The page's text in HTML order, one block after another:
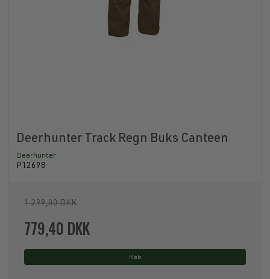
Deerhunter Track Regn Buks Canteen
Deerhunter
P12698
1.299,00 DKK
779,40 DKK
Køb